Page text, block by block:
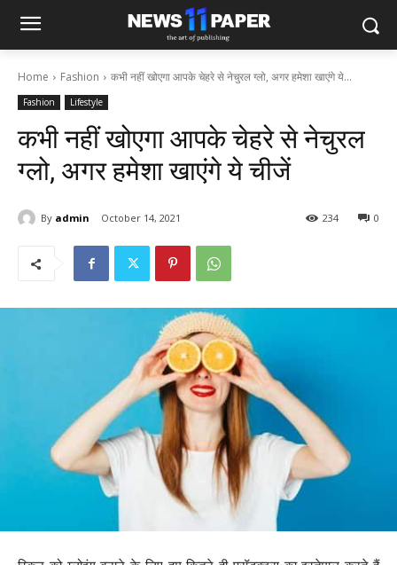
Home Fashion कभी नहीं खोएगा आपके चेहरे से नेचुरल ग्लो, अगर हमेशा खाएंगे ये...
Fashion Lifestyle
कभी नहीं खोएगा आपके चेहरे से नेचुरल
ग्लो, अगर हमेशा खाएंगे ये चीजें
By admin October 14, 2021 0
234